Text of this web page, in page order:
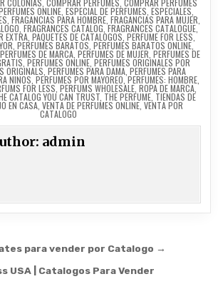
ONLINE, ESPECIAL DE PERFUMES ESPECIALES
FRAGANCIAS PARA HOMBRE, FRAGANCIAS PARA MUJER
FRAGRANCES CATALOG ,FRAGRANCES CATALOGUE,
EXTRA PAQUETES DE CATALOGOS PERFUME FOR LESS
PERFUMES BARATOS PERFUMES BARATOS ONLINE,
PERFUMES DE MARCA, PERFUMES DE MUJER PERFUMES DE
PERFUMES ONLINE, PERFUMES ORIGINALES POR
ORIGINALS PERFUMES PARA DAMA, PERFUMES PARA
NINOS PERFUMES POR MAYOREO ,PERFUMES: HOMBRE
FOR LESS PERFUMS WHOLESALE, ROPA DE MARCA,
CATALOG YOU CAN TRUST, THE PERFUME, TIENDAS DE
EN CASA, VENTA DE PERFUMES ONLINE, VENTA POR
CATALOGO
admin
para vender por Catalogo →
USA | Catalogos Para Vender